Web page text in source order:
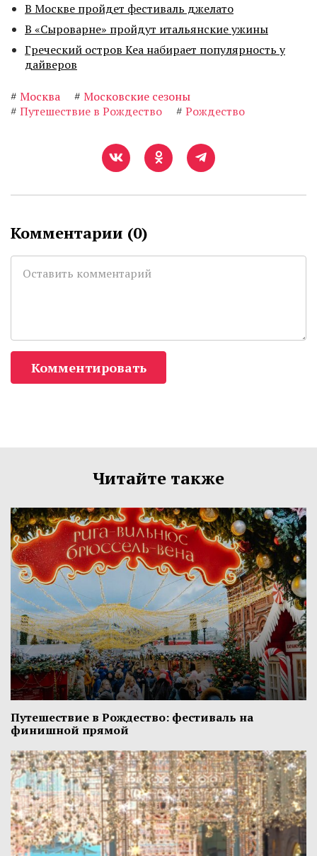
В Москве пройдет фестиваль джелато
В «Сыроварне» пройдут итальянские ужины
Греческий остров Кеа набирает популярность у
дайверов
# Москва # Московские сезоны
# Путешествие в Рождество # Рождество
Комментарии (0)
Комментировать
Читайте также
Путешествие в Рождество: фестиваль на
финишной прямой